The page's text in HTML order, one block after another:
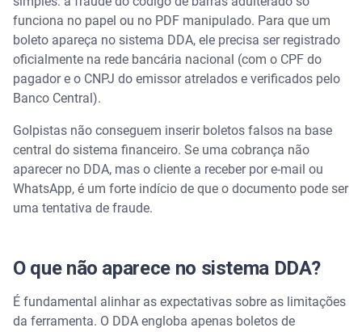
funciona no papel ou no PDF manipulado. Para que um
boleto apareça no sistema DDA, ele precisa ser registrado
oficialmente na rede bancária nacional (com o CPF do
pagador e o CNPJ do emissor atrelados e verificados pelo
Banco Central).
Golpistas não conseguem inserir boletos falsos na base
central do sistema financeiro. Se uma cobrança não
aparecer no DDA, mas o cliente a receber por e-mail ou
WhatsApp, é um forte indício de que o documento pode ser
uma tentativa de fraude.
O que não aparece no sistema DDA?
É fundamental alinhar as expectativas sobre as limitações
da ferramenta. O DDA engloba apenas boletos de